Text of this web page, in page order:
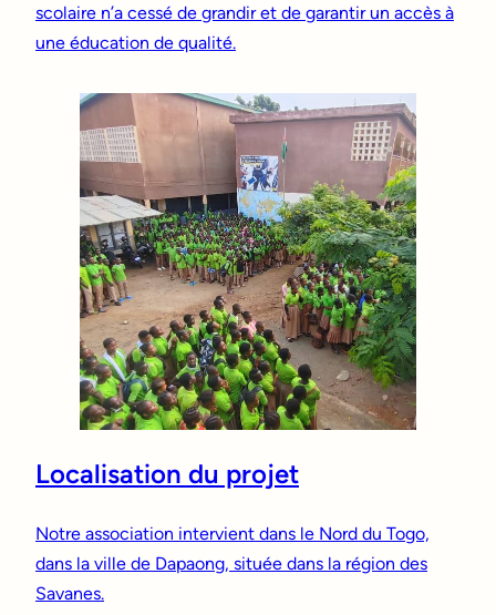
scolaire n’a cessé de grandir et de garantir un accès à
une éducation de qualité.
Localisation du projet
Notre association intervient dans le Nord du Togo,
dans la ville de Dapaong, située dans la région des
Savanes.